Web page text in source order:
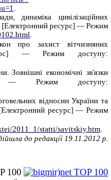
динаміка цивілізаційних
[Електронний ресурс] — Режим
про захист вітчизняних
— Режим доступу:
Зовнішні економічні зв'язки
— Режим доступу:
відносин України та
[Електронний ресурс] — Режим
2011_1/statti/savitskiy.htm
до редакції 19 .11.2012 р.